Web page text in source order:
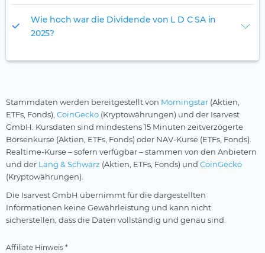
Wie hoch war die Dividende von L D C SA in
2025?
Stammdaten werden bereitgestellt von Morningstar (Aktien,
ETFs, Fonds), CoinGecko (Kryptowährungen) und der Isarvest
GmbH. Kursdaten sind mindestens 15 Minuten zeitverzögerte
Börsenkurse (Aktien, ETFs, Fonds) oder NAV-Kurse (ETFs, Fonds).
Realtime-Kurse – sofern verfügbar – stammen von den Anbietern
und der Lang & Schwarz (Aktien, ETFs, Fonds) und CoinGecko
(Kryptowährungen).
Die Isarvest GmbH übernimmt für die dargestellten
Informationen keine Gewährleistung und kann nicht
sicherstellen, dass die Daten vollständig und genau sind.
Affiliate Hinweis *